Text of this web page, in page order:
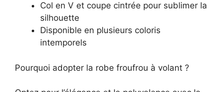
Col en V et coupe cintrée pour sublimer la
silhouette
Disponible en plusieurs coloris
intemporels
Pourquoi adopter la robe froufrou à volant ?